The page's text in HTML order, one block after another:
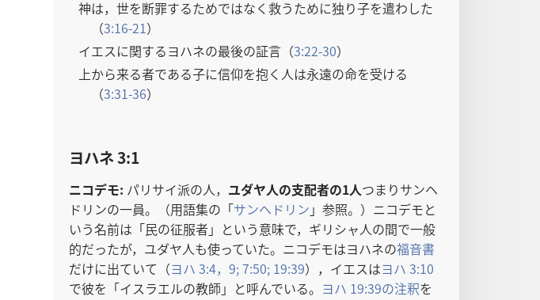
神は，世を断罪するためではなく救うために独り子を遣わした
（3:16-21）
イエスに関するヨハネの最後の証言（3:22-30）
上から来る者である子に信仰を抱く人は永遠の命を受ける
（3:31-36）
ヨハネ 3:1
ニコデモ: パリサイ派の人， ユダヤ人の支配者の1人つまりサンヘ
ドリンの一員。（用語集の「サンヘドリン 」参照。）ニコデモと
いう名前は「民の征服者」という意味で，ギリシャ人の間で一般
的だったが，ユダヤ人も使っていた。ニコデモはヨハネの福音書
だけに出ていて（ヨハ 3:4， 9; 7:50; 19:39），イエスはヨハ 3:10
で彼を「イスラエルの教師」と呼んでいる。 ヨハ 19:39の注釈を